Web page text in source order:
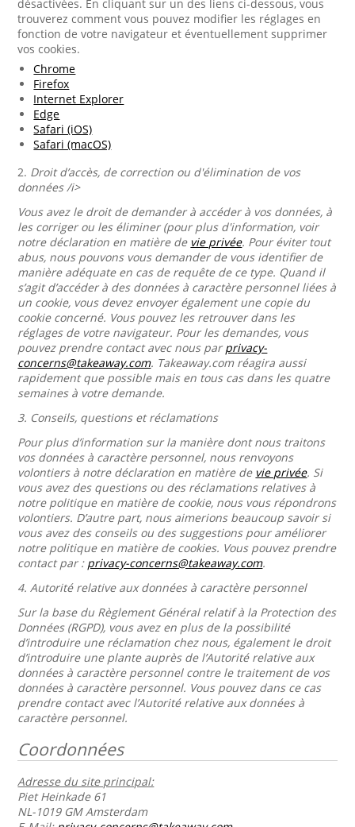
désactivées. En cliquant sur un des liens ci-dessous, vous
trouverez comment vous pouvez modifier les réglages en
fonction de votre navigateur et éventuellement supprimer
vos cookies.
Chrome
Firefox
Internet Explorer
Edge
Safari (iOS)
Safari (macOS)
2. Droit d’accès, de correction ou d'élimination de vos
données /i>
Vous avez le droit de demander à accéder à vos données, à
les corriger ou les éliminer (pour plus d'information, voir
notre déclaration en matière de vie privée. Pour éviter tout
abus, nous pouvons vous demander de vous identifier de
manière adéquate en cas de requête de ce type. Quand il
s’agit d’accéder à des données à caractère personnel liées à
un cookie, vous devez envoyer également une copie du
cookie concerné. Vous pouvez les retrouver dans les
réglages de votre navigateur. Pour les demandes, vous
pouvez prendre contact avec nous parprivacy-
concerns@takeaway.com. Takeaway.com réagira aussi
rapidement que possible mais en tous cas dans les quatre
semaines à votre demande.
3. Conseils, questions et réclamations
Pour plus d’information sur la manière dont nous traitons
vos données à caractère personnel, nous renvoyons
volontiers à notre déclaration en matière de vie privée. Si
vous avez des questions ou des réclamations relatives à
notre politique en matière de cookie, nous vous répondrons
volontiers. D’autre part, nous aimerions beaucoup savoir si
vous avez des conseils ou des suggestions pour améliorer
notre politique en matière de cookies. Vous pouvez prendre
contact par : privacy-concerns@takeaway.com.
4.Autorité relative aux données à caractère personnel
Sur la base du Règlement Général relatif à la Protection des
Données (RGPD), vous avez en plus de la possibilité
d’introduire une réclamation chez nous, également le droit
d’introduire une plante auprès de l’Autorité relative aux
données à caractère personnel contre le traitement de vos
données à caractère personnel. Vous pouvez dans ce cas
prendre contact avec l’Autorité relative aux données à
caractère personnel.
Coordonnées
Adresse du site principal:
Piet Heinkade 61
NL-1019 GM Amsterdam